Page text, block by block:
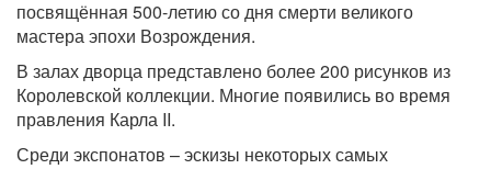
посвящённая 500-летию со дня смерти великого
мастера эпохи Возрождения.
В залах дворца представлено более 200 рисунков из
Королевской коллекции. Многие появились во время
правления Карла II.
Среди экспонатов – эскизы некоторых самых